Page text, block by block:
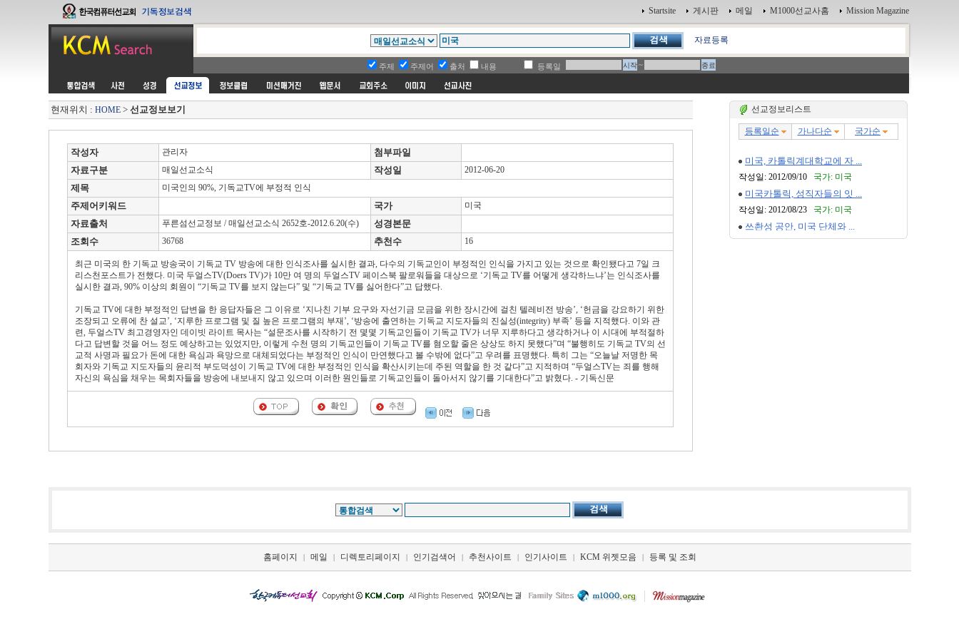
Startsite 게시판 메일 M1000선교사홈 Mission Magazine
자료등록
주제 주제어 출처 내용 등록일 ~
현재위치 : HOME> 선교정보보기
작성자 관리자
첨부파일
자료구분
매일선교소식 작성일 2012-06-20
제목 미국인의 90%, 기독교TV에 부정적 인식
주제어키워드 국가 미국
자료출처 푸른섬선교정보 / 매일선교소식 2652호-2012.6.20(수)
성경본문
조회수
36768 추천수 16
최근 미국의 한 기독교 방송국이 기독교 TV 방송에 대한 인식조사를 실시한 결과, 다수의 기독교인이 부정적인 인식을 가지고 있는 것으로 확인됐다고 7일 크
리스천포스트가 전했다. 미국 두얼스TV(Doers TV)가 10만 여 명의 두얼스TV 페이스북 팔로워들을 대상으로 ‘기독교 TV를 어떻게 생각하느냐’는 인식조사를
실시한 결과, 90% 이상의 회원이 “기독교 TV를 보지 않는다” 및 “기독교 TV를 싫어한다”고 답했다.
기독교 TV에 대한 부정적인 답변을 한 응답자들은 그 이유로 ‘지나친 기부 요구와 자선기금 모금을 위한 장시간에 걸친 텔레비전 방송’, ‘헌금을 강요하기 위한
조장되고 오류에 찬 설교’, ‘지루한 프로그램 및 질 높은 프로그램의 부재’, ‘방송에 출연하는 기독교 지도자들의 진실성(integrity) 부족’ 등을 지적했다. 이와 관
련, 두얼스TV 최고경영자인 데이빗 라이트 목사는 “설문조사를 시작하기 전 몇몇 기독교인들이 기독교 TV가 너무 지루하다고 생각하거나 이 시대에 부적절하
다고 답변할 것을 어느 정도 예상하고는 있었지만, 이렇게 수천 명의 기독교인들이 기독교 TV를 혐오할 줄은 상상도 하지 못했다”며 “불행히도 기독교 TV의 선
교적 사명과 필요가 돈에 대한 욕심과 욕망으로 대체되었다는 부정적인 인식이 만연했다고 볼 수밖에 없다”고 우려를 표명했다. 특히 그는 “오늘날 저명한 목
회자와 기독교 지도자들의 윤리적 부도덕성이 기독교 TV에 대한 부정적인 인식을 확산시키는데 주된 역할을 한 것 같다”고 지적하며 “두얼스TV는 죄를 행해
자신의 욕심을 채우는 목회자들을 방송에 내보내지 않고 있으며 이러한 원인들로 기독교인들이 돌아서지 않기를 기대한다”고 밝혔다. - 기독신문
선교정보리스트
홈페이지 | 메일 | 디렉토리페이지 | 인기검색어 | 추천사이트 | 인기사이트 | KCM 위젯모음 | 등록 및 조회